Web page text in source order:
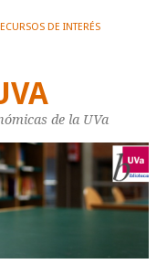
DE INTERÉS
de la UVa